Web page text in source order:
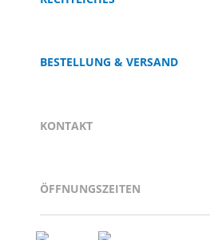
BESTELLUNG & VERSAND
KONTAKT
ÖFFNUNGSZEITEN